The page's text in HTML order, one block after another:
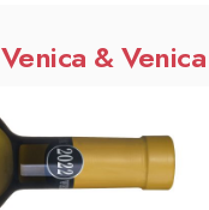
Venica & Venica